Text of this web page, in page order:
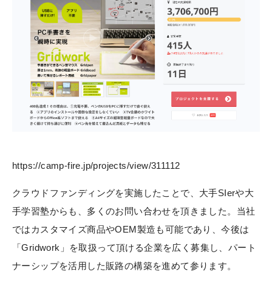
https://camp-fire.jp/projects/view/311112
クラウドファンディングを実施したことで、大手SIerや大
手学習塾からも、多くのお問い合わせを頂きました。当社
ではカスタマイズ商品やOEM製造も可能であり、今後は
「Gridwork」を取扱って頂ける企業を広く募集し、パート
ナーシップを活用した販路の構築を進めて参ります。